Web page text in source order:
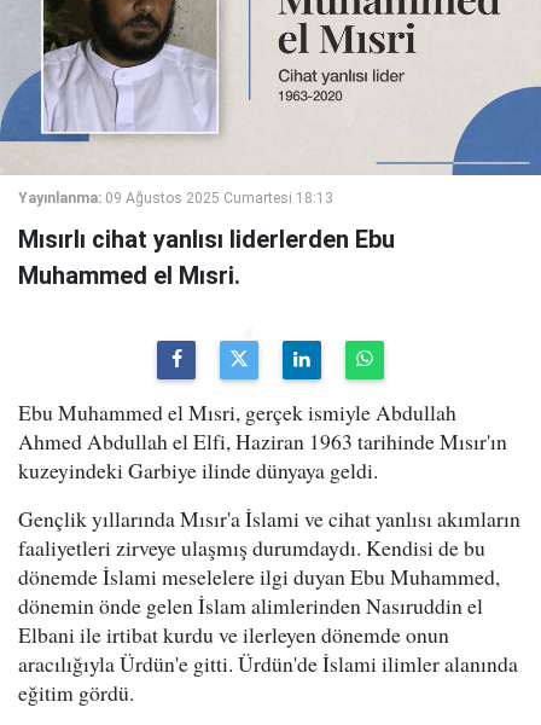
Yayınlanma: 09 Ağustos 2025 Cumartesi 18:13
Mısırlı cihat yanlısı liderlerden Ebu
Muhammed el Mısri.
Ebu Muhammed el Mısri, gerçek ismiyle Abdullah
Ahmed Abdullah el Elfi, Haziran 1963 tarihinde Mısır'ın
kuzeyindeki Garbiye ilinde dünyaya geldi.
Gençlik yıllarında Mısır'a İslami ve cihat yanlısı akımların
faaliyetleri zirveye ulaşmış durumdaydı. Kendisi de bu
dönemde İslami meselelere ilgi duyan Ebu Muhammed,
dönemin önde gelen İslam alimlerinden Nasıruddin el
Elbani ile irtibat kurdu ve ilerleyen dönemde onun
aracılığıyla Ürdün'e gitti. Ürdün'de İslami ilimler alanında
eğitim gördü.